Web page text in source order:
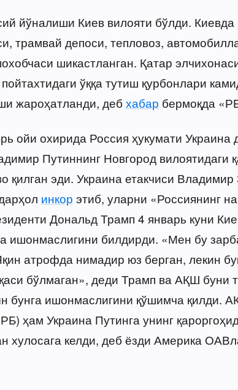
йўналиши Киев вилояти бўлди. Киевда
трамвай депоси, тепловоз,
шикастланган. Қатар
ўққа тутиш қурбонлари
жароҳатланди, деб хабар бермоқда
ойи охирида Россия ҳукумати Украина
Путиннинг Новгород вилоятидаги
қилган эди. Украина етакчиси
инкор этиб, уларни «Россиянинг
Дональд Трамп 4 январь куни
ишонмаслигини билдирди. «Мен бу
атрофда нимадир юз берган, лекин
бўлмаган», деди Трамп ва АҚШ
бунга ишонмаслигини қўшимча қилди.
ҳам Украина Путинга унинг
хулосага келди, деб ёзди Америка